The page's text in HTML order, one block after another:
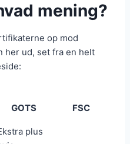
mening?
op mod
her ud, set fra en helt
GOTS FSC
plus